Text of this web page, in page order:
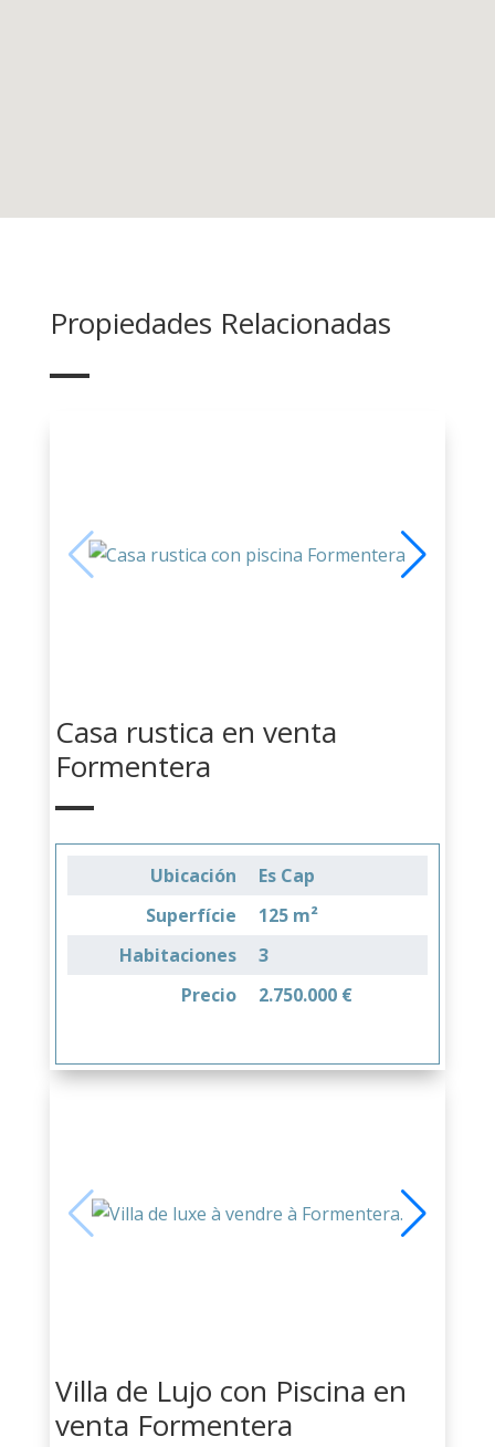
Propiedades Relacionadas
Casa rustica en venta
Formentera
Ubicación
Es Cap
Superfície
125 m²
Habitaciones
3
Precio
2.750.000 €
Villa de Lujo con Piscina en
venta Formentera